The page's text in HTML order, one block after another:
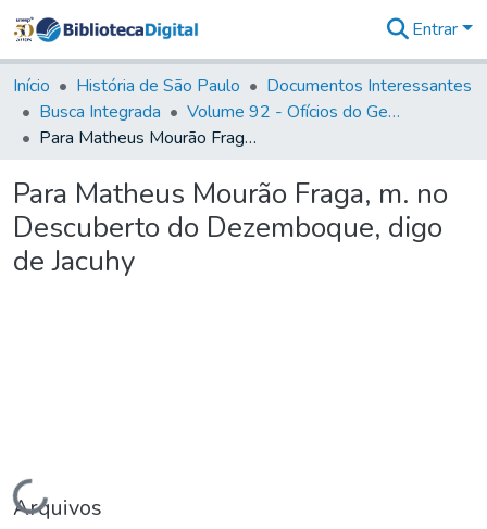
&
Coleções
Tudo na
Biblioteca
Estatísticas
Entrar
Início História de São Paulo
Documentos Interessantes
Busca Integrada
Volume 92 - Ofícios do General D. Luiz aos diversos funcionários da Capitania (1768- 1772)
Para Matheus Mourão Fraga, m. no Descuberto do Dezemboque, digo de Jacuhy
Para Matheus Mourão Fraga, m. no
Descuberto do Dezemboque, digo
de Jacuhy
Carregando...
Arquivos